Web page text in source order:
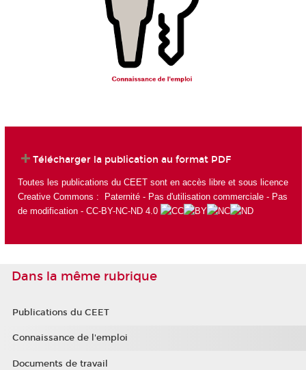
Télécharger la publication au format PDF
Toutes les publications du CEET sont en accès libre et sous licence
Creative Commons : Paternité - Pas d'utilisation commerciale - Pas
de modification - CC-BY-NC-ND 4.0
Dans la même rubrique
Publications du CEET
Connaissance de l'emploi
Documents de travail